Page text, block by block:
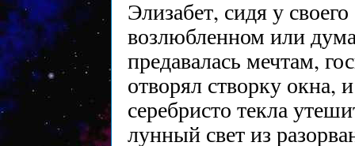
Элизабет, сидя у
возлюбленном или
предавалась мечтам,
отворял створку окна,
серебристо текла
лунный свет из